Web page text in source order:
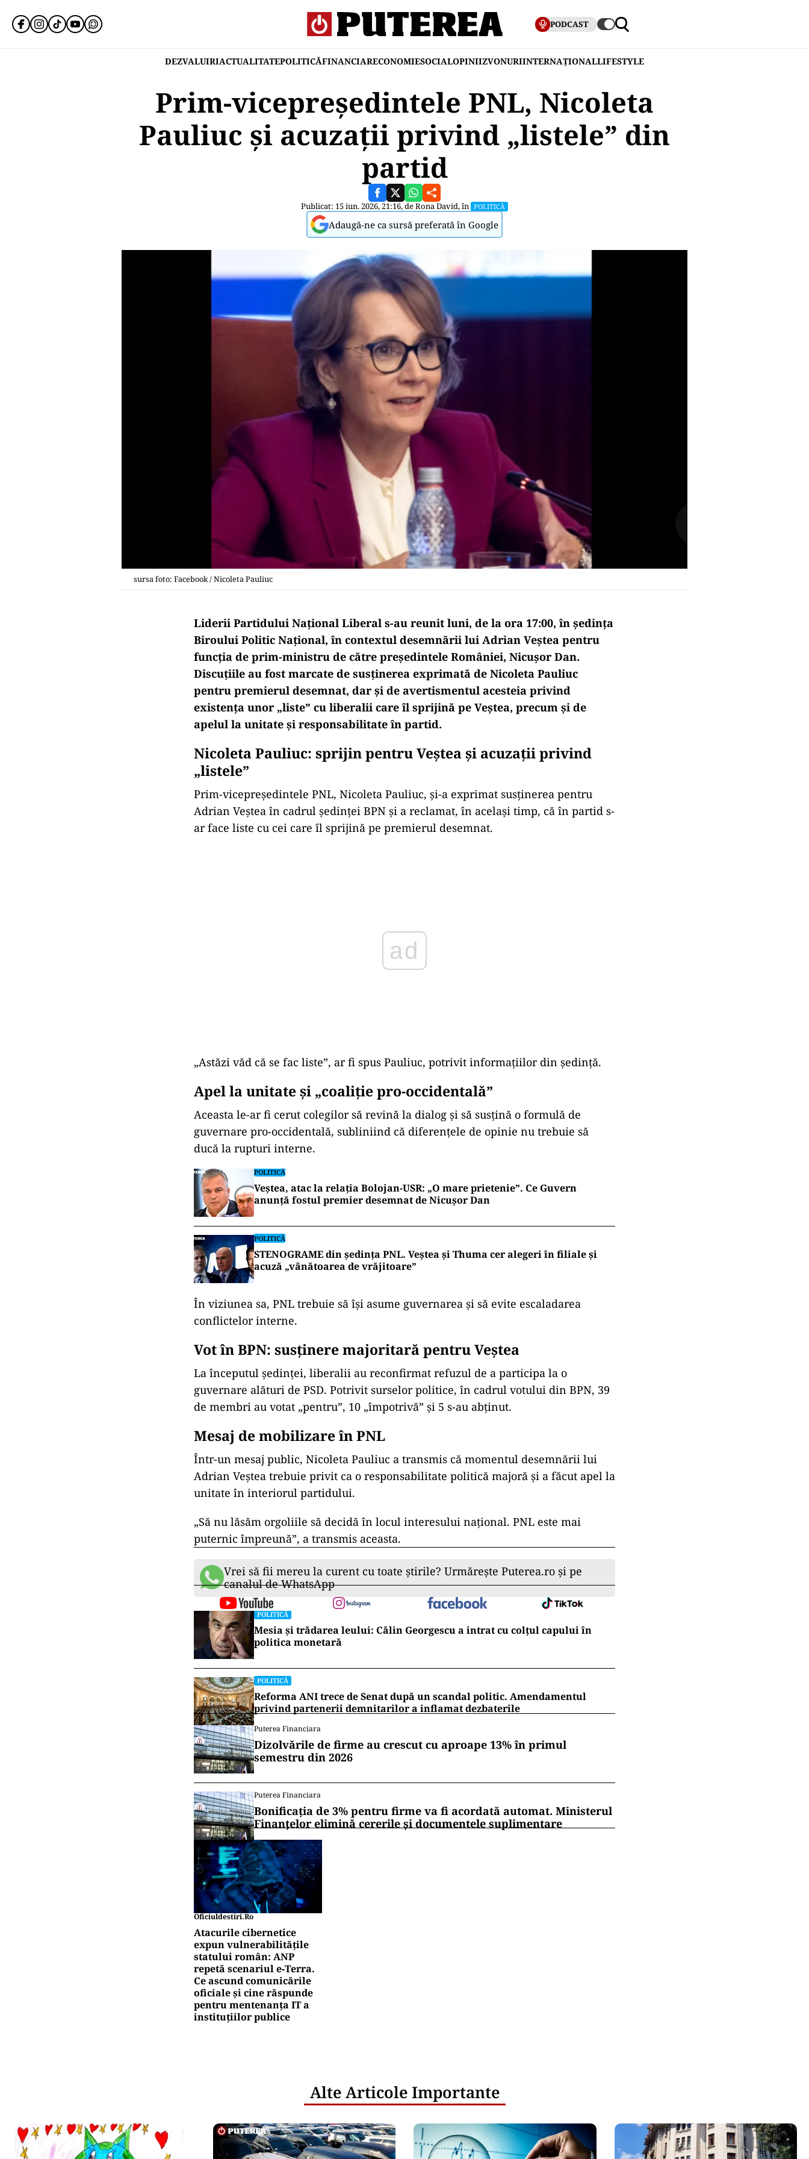
PODCAST
DEZVALUIRIACTUALITATEPOLITICĂFINANCIARECONOMIESOCIALOPINIIZVONURIINTERNAȚIONALLIFESTYLE
Prim-vicepreședintele PNL, Nicoleta
Pauliuc și acuzații privind „listele” din
partid
Publicat: 15 iun. 2026, 21:16, deRona David, în POLITICĂ
Adaugă-ne ca sursă preferată în Google
sursa foto: Facebook / Nicoleta Pauliuc
Liderii Partidului Național Liberal s-au reunit luni, de la ora 17:00, în ședința
Biroului Politic Național, în contextul desemnării lui Adrian Veștea pentru
funcția de prim-ministru de către președintele României, Nicușor Dan.
Discuțiile au fost marcate de susținerea exprimată de Nicoleta Pauliuc
pentru premierul desemnat, dar și de avertismentul acesteia privind
existența unor „liste” cu liberalii care îl sprijină pe Veștea, precum și de
apelul la unitate și responsabilitate în partid.
Nicoleta Pauliuc: sprijin pentru Veștea și acuzații privind
„listele”
Prim-vicepreședintele PNL, Nicoleta Pauliuc, și-a exprimat susținerea pentru
Adrian Veștea în cadrul ședinței BPN și a reclamat, în același timp, că în partid s-
ar face liste cu cei care îl sprijină pe premierul desemnat.
„Astăzi văd că se fac liste”, ar fi spus Pauliuc, potrivit informațiilor din ședință.
Apel la unitate și „coaliție pro-occidentală”
Aceasta le-ar fi cerut colegilor să revină la dialog și să susțină o formulă de
guvernare pro-occidentală, subliniind că diferențele de opinie nu trebuie să
ducă la rupturi interne.
POLITICĂ
Veștea, atac la relația Bolojan-USR: „O mare prietenie”. Ce Guvern
anunță fostul premier desemnat de Nicușor Dan
POLITICĂ
STENOGRAME din ședința PNL. Veștea și Thuma cer alegeri în filiale și
acuză „vânătoarea de vrăjitoare”
În viziunea sa, PNL trebuie să își asume guvernarea și să evite escaladarea
conflictelor interne.
Vot în BPN: susținere majoritară pentru Veștea
La începutul ședinței, liberalii au reconfirmat refuzul de a participa la o
guvernare alături de PSD. Potrivit surselor politice, în cadrul votului din BPN, 39
de membri au votat „pentru”, 10 „împotrivă” și 5 s-au abținut.
Mesaj de mobilizare în PNL
Într-un mesaj public, Nicoleta Pauliuc a transmis că momentul desemnării lui
Adrian Veștea trebuie privit ca o responsabilitate politică majoră și a făcut apel la
unitate în interiorul partidului.
„Să nu lăsăm orgoliile să decidă în locul interesului național. PNL este mai
puternic împreună”, a transmis aceasta.
Vrei să fii mereu la curent cu toate știrile? Urmărește Puterea.ro și pe
canalul de WhatsApp
POLITICĂ
Mesia și trădarea leului: Călin Georgescu a intrat cu colțul capului în
politica monetară
POLITICĂ
Reforma ANI trece de Senat după un scandal politic. Amendamentul
privind partenerii demnitarilor a inflamat dezbaterile
Puterea Financiara
Dizolvările de firme au crescut cu aproape 13% în primul
semestru din 2026
Puterea Financiara
Bonificația de 3% pentru firme va fi acordată automat. Ministerul
Finanțelor elimină cererile și documentele suplimentare
Oficiuldestiri.ro
Atacurile cibernetice
expun vulnerabilitățile
statului român: ANP
repetă scenariul e‑Terra.
Ce ascund comunicările
oficiale și cine răspunde
pentru mentenanța IT a
instituțiilor publice
Alte Articole Importante